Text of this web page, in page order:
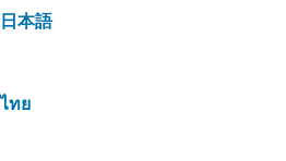
日本語
ไทย